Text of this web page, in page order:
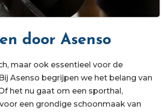
door Asenso
maar ook essentieel voor de
Asenso begrijpen we het belang van
het nu gaat om een sporthal,
een grondige schoonmaak van